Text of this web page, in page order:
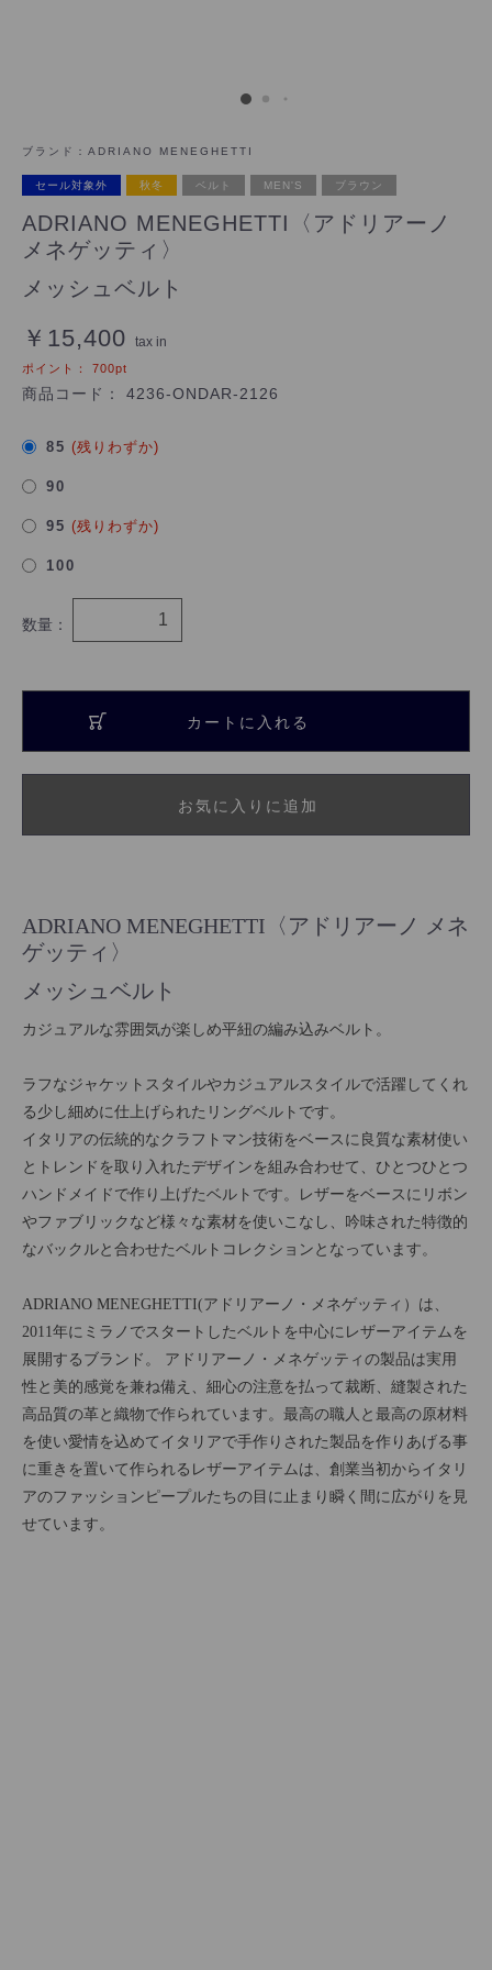
ブランド： ADRIANO MENEGHETTI
セール対象外 秋冬 ベルト MEN'S ブラウン
ADRIANO MENEGHETTI〈アドリアーノ
メネゲッティ〉
メッシュベルト
￥15,400 tax in
ポイント： 700pt
商品コード： 4236-ONDAR-2126
85 (残りわずか)
90
95 (残りわずか)
100
数量：
カートに入れる
お気に入りに追加
ADRIANO MENEGHETTI〈アドリアーノ メネ
ゲッティ〉
メッシュベルト
カジュアルな雰囲気が楽しめ平紐の編み込みベルト。
ラフなジャケットスタイルやカジュアルスタイルで活躍してくれ
る少し細めに仕上げられたリングベルトです。
イタリアの伝統的なクラフトマン技術をベースに良質な素材使い
とトレンドを取り入れたデザインを組み合わせて、ひとつひとつ
ハンドメイドで作り上げたベルトです。レザーをベースにリボン
やファブリックなど様々な素材を使いこなし、吟味された特徴的
なバックルと合わせたベルトコレクションとなっています。
ADRIANO MENEGHETTI(アドリアーノ・メネゲッティ）は、
2011年にミラノでスタートしたベルトを中心にレザーアイテムを
展開するブランド。 アドリアーノ・メネゲッティの製品は実用
性と美的感覚を兼ね備え、細心の注意を払って裁断、縫製された
高品質の革と織物で作られています。最高の職人と最高の原材料
を使い愛情を込めてイタリアで手作りされた製品を作りあげる事
に重きを置いて作られるレザーアイテムは、創業当初からイタリ
アのファッションピープルたちの目に止まり瞬く間に広がりを見
せています。